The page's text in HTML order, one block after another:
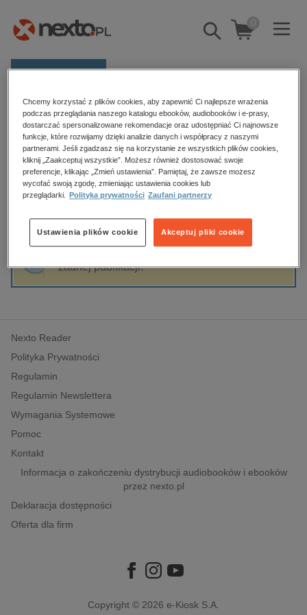
Pokaż/schowaj
wyszukiwarkę
0
E-prasa
Kategorie
Zobacz wszystkie E-prasa
budownictwo, aranżacja wnętrz
biznesowe, branżowe, gospodarka
edukacja
hobby, sport, rozrywka
komputery, internet, technologie, informatyka
polityka, społeczno-informacyjne
psychologiczne
inne
popularno-naukowe
historia
Strona główna Jan Tatura
Jan Tatura
Sortowanie Filtrowanie
żadnej publikacji.
Nexto Reader
Polityka Prywatności
Regulamin
Regulamin Newslettera
Wymagania Systemowe
Pomoc
Kontakt
Informacja o zakończeniu dystrybucji audiobooków i ebooków
przez nexto.pl
Deklaracja dostępności
Oferta dla firm
Copyright © 2026 e-Kiosk S.A.
Chcemy korzystać z plików cookies, aby zapewnić Ci najlepsze wrażenia
podczas przeglądania naszego katalogu ebooków, audiobooków i e-prasy,
dostarczać spersonalizowane rekomendacje oraz udostępniać Ci najnowsze
funkcje, które rozwijamy dzięki analizie danych i współpracy z naszymi
partnerami. Jeśli zgadzasz się na korzystanie ze wszystkich plików cookies,
kliknij „Zaakceptuj wszystkie”. Możesz również dostosować swoje
preferencje, klikając „Zmień ustawienia”. Pamiętaj, że zawsze możesz
wycofać swoją zgodę, zmieniając ustawienia cookies lub
przeglądarki.
Polityka prywatności Zaufani partnerzy
Akceptuj pliki cookie
Ustawienia plików cookie